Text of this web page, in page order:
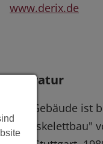
www.derix.de
Literatur
Das Gebäude ist
"Holzskelettbau"